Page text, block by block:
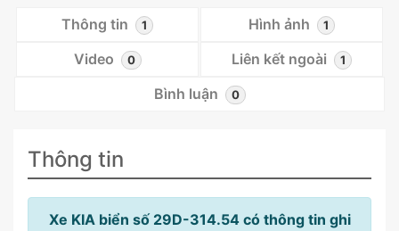
Thông tin 1 Hình ảnh 1
Video 0 Liên kết ngoài 1
Bình luận 0
Thông tin
Xe KIA biển số 29D-314.54 có thông tin ghi